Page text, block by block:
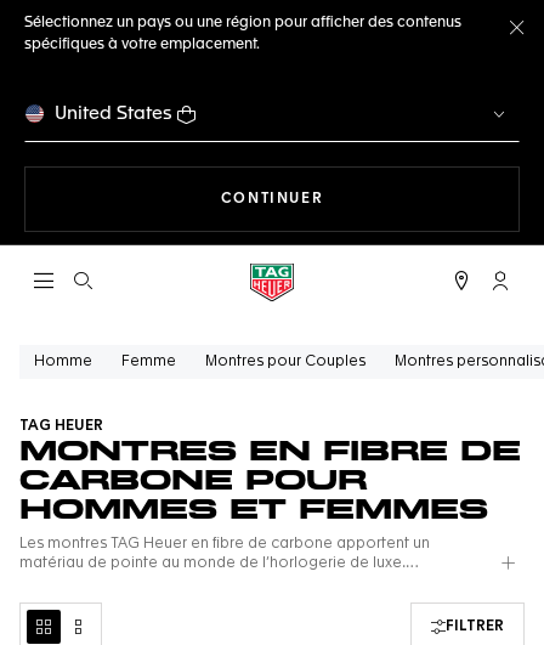
Sélectionnez un pays ou une région pour afficher des contenus
spécifiques à votre emplacement.
United States
CONTINUER
Ouvrir la barre de recherche